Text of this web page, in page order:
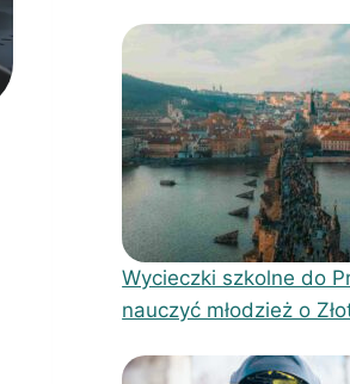
Wycieczki szkolne do
nauczyć młodzież o